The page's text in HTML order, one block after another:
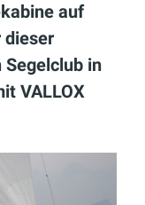
auf
dieser
in
VALLOX